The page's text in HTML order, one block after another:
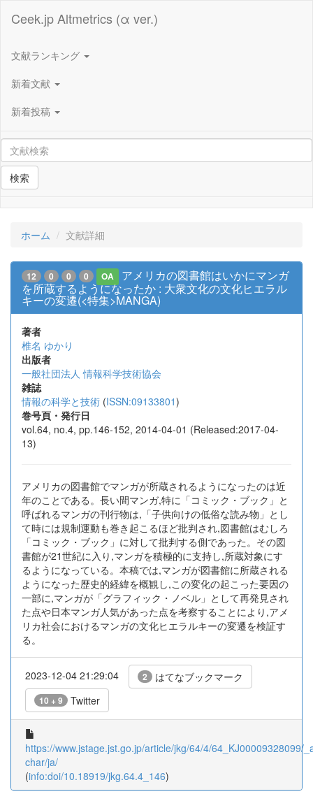
Ceek.jp Altmetrics (α ver.)
文献ランキング
新着文献
新着投稿
検索
ホーム 文献詳細
12 0 0 0 OA
アメリカの図書館はいかにマンガ
を所蔵するようになったか : 大衆文化の文化ヒエラル
キーの変遷(<特集>MANGA)
著者
椎名 ゆかり
出版者
一般社団法人 情報科学技術協会
雑誌
情報の科学と技術 (ISSN:09133801)
巻号頁・発行日
vol.64, no.4, pp.146-152, 2014-04-01 (Released:2017-04-
13)
アメリカの図書館でマンガが所蔵されるようになったのは近
年のことである。長い間マンガ,特に「コミック・ブック」と
呼ばれるマンガの刊行物は,「子供向けの低俗な読み物」とし
て時には規制運動も巻き起こるほど批判され,図書館はむしろ
「コミック・ブック」に対して批判する側であった。その図
書館が21世紀に入り,マンガを積極的に支持し,所蔵対象にす
るようになっている。本稿では,マンガが図書館に所蔵される
ようになった歴史的経緯を概観し,この変化の起こった要因の
一部に,マンガが「グラフィック・ノベル」として再発見され
た点や日本マンガ人気があった点を考察することにより,アメ
リカ社会におけるマンガの文化ヒエラルキーの変遷を検証す
る。
2023-12-04 21:29:04 2 はてなブックマーク
10 + 9 Twitter
https://www.jstage.jst.go.jp/article/jkg/64/4/64_KJ00009328099/
char/ja/
(info:doi/10.18919/jkg.64.4_146)